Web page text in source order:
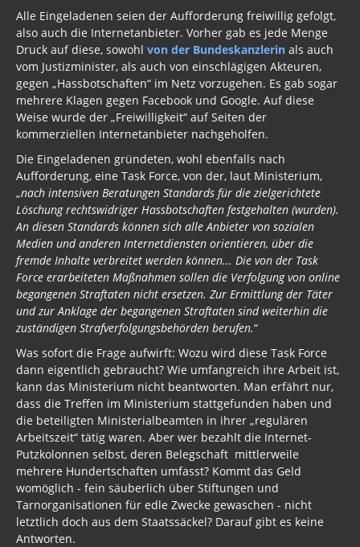
Alle Eingeladenen seien der Aufforderung freiwillig gefolgt,
also auch die Internetanbieter. Vorher gab es jede Menge
Druck auf diese, sowohl von der Bundeskanzlerin als auch
vom Justizminister, als auch von einschlägigen Akteuren,
gegen „Hassbotschaften“ im Netz vorzugehen. Es gab sogar
mehrere Klagen gegen Facebook und Google. Auf diese
Weise wurde der „Freiwilligkeit“ auf Seiten der
kommerziellen Internetanbieter nachgeholfen.
Die Eingeladenen gründeten, wohl ebenfalls nach
Aufforderung, eine Task Force, von der, laut Ministerium,
„nach intensiven Beratungen Standards für die zielgerichtete
Löschung rechtswidriger Hassbotschaften festgehalten (wurden).
An diesen Standards können sich alle Anbieter von sozialen
Medien und anderen Internetdiensten orientieren, über die
fremde Inhalte verbreitet werden können... Die von der Task
Force erarbeiteten Maßnahmen sollen die Verfolgung von online
begangenen Straftaten nicht ersetzen. Zur Ermittlung der Täter
und zur Anklage der begangenen Straftaten sind weiterhin die
zuständigen Strafverfolgungsbehörden berufen.“
Was sofort die Frage aufwirft: Wozu wird diese Task Force
dann eigentlich gebraucht? Wie umfangreich ihre Arbeit ist,
kann das Ministerium nicht beantworten. Man erfährt nur,
dass die Treffen im Ministerium stattgefunden haben und
die beteiligten Ministerialbeamten in ihrer „regulären
Arbeitszeit“ tätig waren. Aber wer bezahlt die Internet-
Putzkolonnen selbst, deren Belegschaft mittlerweile
mehrere Hundertschaften umfasst? Kommt das Geld
womöglich - fein säuberlich über Stiftungen und
Tarnorganisationen für edle Zwecke gewaschen - nicht
letztlich doch aus dem Staatssäckel? Darauf gibt es keine
Antworten.